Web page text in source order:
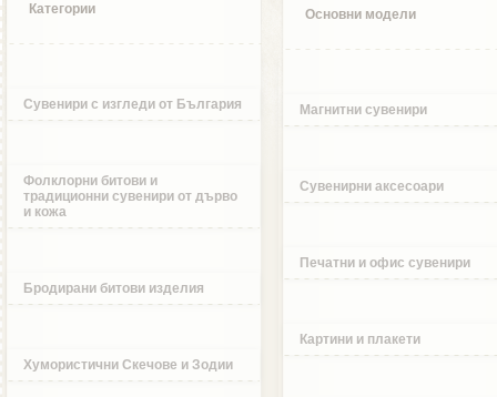
Категории
Сувенири с изгледи от България
Фолклорни битови и
традиционни сувенири от дърво
и кожа
Бродирани битови изделия
Хумористични Скечове и Зодии
Основни модели
Магнитни сувенири
Сувенирни аксесоари
Печатни и офис сувенири
Картини и плакети